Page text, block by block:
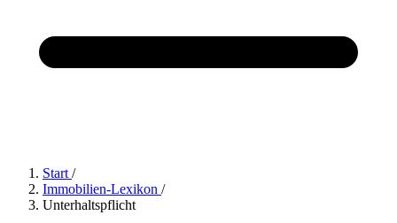
Start /
Immobilien-Lexikon /
Unterhaltspflicht